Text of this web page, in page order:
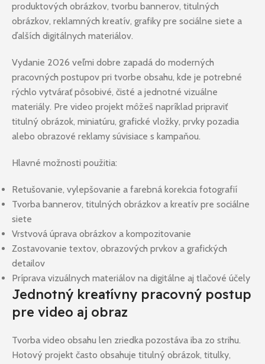
produktových obrázkov, tvorbu bannerov, titulných
obrázkov, reklamných kreatív, grafiky pre sociálne siete a
ďalších digitálnych materiálov.
Vydanie 2026 veľmi dobre zapadá do moderných
pracovných postupov pri tvorbe obsahu, kde je potrebné
rýchlo vytvárať pôsobivé, čisté a jednotné vizuálne
materiály. Pre video projekt môžeš napríklad pripraviť
titulný obrázok, miniatúru, grafické vložky, prvky pozadia
alebo obrazové reklamy súvisiace s kampaňou.
Hlavné možnosti použitia:
Retušovanie, vylepšovanie a farebná korekcia fotografií
Tvorba bannerov, titulných obrázkov a kreatív pre sociálne
siete
Vrstvová úprava obrázkov a kompozitovanie
Zostavovanie textov, obrazových prvkov a grafických
detailov
Príprava vizuálnych materiálov na digitálne aj tlačové účely
Jednotný kreatívny pracovný postup
pre video aj obraz
Tvorba video obsahu len zriedka pozostáva iba zo strihu.
Hotový projekt často obsahuje titulný obrázok, titulky,